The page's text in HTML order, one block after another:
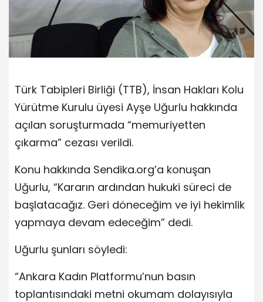
Türk Tabipleri Birliği (TTB), İnsan Hakları Kolu
Yürütme Kurulu üyesi Ayşe Uğurlu hakkında
açılan soruşturmada “memuriyetten
çıkarma” cezası verildi.
Konu hakkında Sendika.org’a konuşan
Uğurlu, “Kararın ardından hukuki süreci de
başlatacağız. Geri döneceğim ve iyi hekimlik
yapmaya devam edeceğim” dedi.
Uğurlu şunları söyledi:
“Ankara Kadın Platformu’nun basın
toplantısındaki metni okumam dolayısıyla